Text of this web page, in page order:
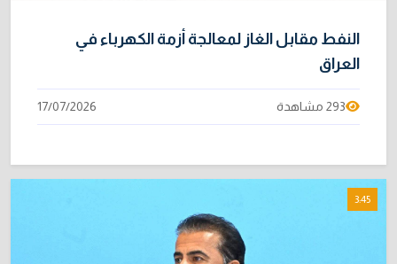
النفط مقابل الغاز لمعالجة أزمة الكهرباء في
العراق
293 مشاهدة 17/07/2026
3:45